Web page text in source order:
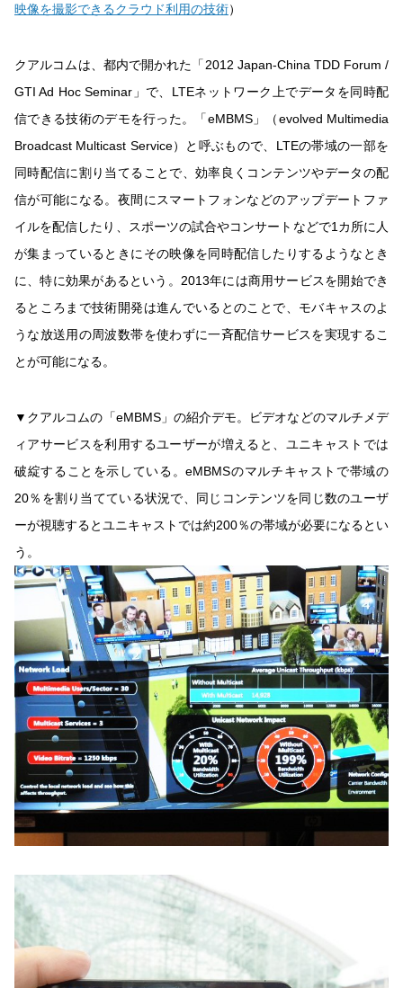
映像を撮影できるクラウド利用の技術）
クアルコムは、都内で開かれた「2012 Japan-China TDD Forum /
GTI Ad Hoc Seminar」で、LTEネットワーク上でデータを同時配
信できる技術のデモを行った。「eMBMS」（evolved Multimedia
Broadcast Multicast Service）と呼ぶもので、LTEの帯域の一部を
同時配信に割り当てることで、効率良くコンテンツやデータの配
信が可能になる。夜間にスマートフォンなどのアップデートファ
イルを配信したり、スポーツの試合やコンサートなどで1カ所に人
が集まっているときにその映像を同時配信したりするようなとき
に、特に効果があるという。2013年には商用サービスを開始でき
るところまで技術開発は進んでいるとのことで、モバキャスのよ
うな放送用の周波数帯を使わずに一斉配信サービスを実現するこ
とが可能になる。
▼クアルコムの「eMBMS」の紹介デモ。ビデオなどのマルチメデ
ィアサービスを利用するユーザーが増えると、ユニキャストでは
破綻することを示している。eMBMSのマルチキャストで帯域の
20％を割り当てている状況で、同じコンテンツを同じ数のユーザ
ーが視聴するとユニキャストでは約200％の帯域が必要になるとい
う。